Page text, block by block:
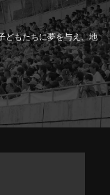
どもたちに夢を与え、地